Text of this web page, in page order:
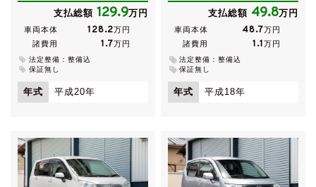
支払総額 129.9万円
車両本体 128.2万円
諸費用
1.7万円
法定整備：整備込
保証無し
年式 平成20年
支払総額 49.8万円
車両本体 48.7万円
諸費用
1.1万円
法定整備：整備込
保証無し
年式 平成18年